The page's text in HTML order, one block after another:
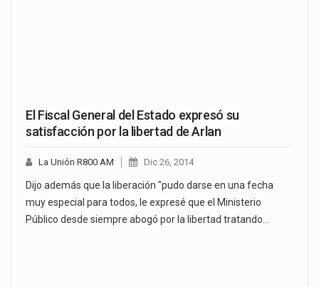
El Fiscal General del Estado expresó su
satisfacción por la libertad de Arlan
La Unión R800 AM Dic 26, 2014
Dijo además que la liberación "pudo darse en una fecha
muy especial para todos, le expresé que el Ministerio
Público desde siempre abogó por la libertad tratando…